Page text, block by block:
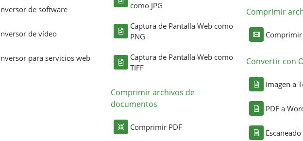
de software
de vídeo
para servicios web
como JPG
Captura de Pantalla Web como
PNG
Captura de Pantalla Web como
TIFF
Comprimir archivos de
documentos
Comprimir PDF
Comprimir
Convertir con
Imagen a
PDF a